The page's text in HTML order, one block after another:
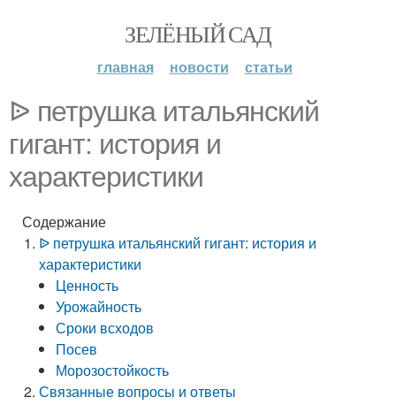
ЗЕЛЁНЫЙ САД
главная новости статьи
ᐉ петрушка итальянский
гигант: история и
характеристики
Содержание
ᐉ петрушка итальянский гигант: история и
характеристики
Ценность
Урожайность
Сроки всходов
Посев
Морозостойкость
Связанные вопросы и ответы